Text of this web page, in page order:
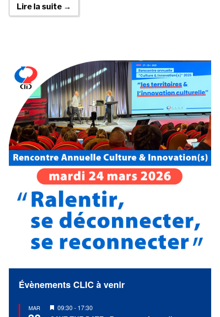
Lire la suite →
Évènements CLIC à venir
MAR
Mis
en
09:30 - 17:30